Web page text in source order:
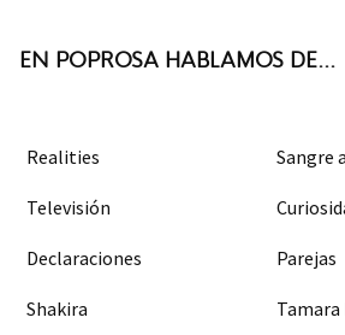
EN POPROSA HABLAMOS DE...
Realities Sangre
Televisión
Declaraciones Parejas
Shakira Tamara